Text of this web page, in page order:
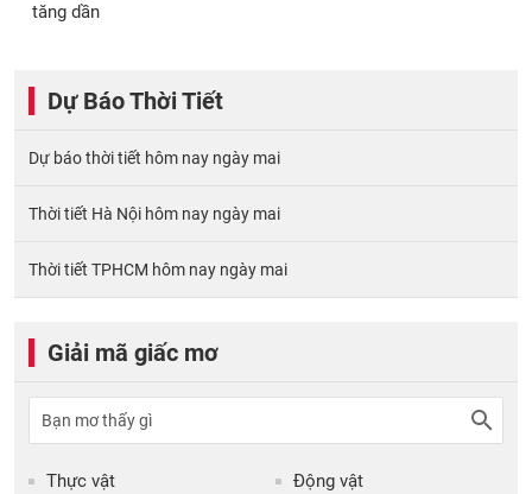
tăng dần
Dự Báo Thời Tiết
Dự báo thời tiết hôm nay ngày mai
Thời tiết Hà Nội hôm nay ngày mai
Thời tiết TPHCM hôm nay ngày mai
Giải mã giấc mơ
Thực vật Động vật